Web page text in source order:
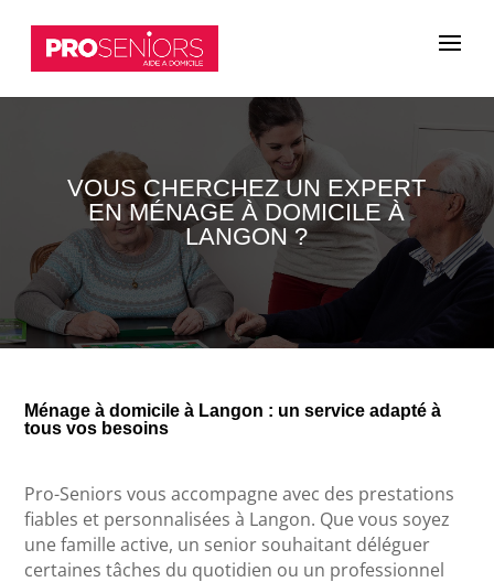
VOUS CHERCHEZ UN EXPERT
EN MÉNAGE À DOMICILE À
LANGON ?
Ménage à domicile à Langon : un service adapté à
tous vos besoins
Pro-Seniors vous accompagne avec des prestations
fiables et personnalisées à Langon. Que vous soyez
une famille active, un senior souhaitant déléguer
certaines tâches du quotidien ou un professionnel